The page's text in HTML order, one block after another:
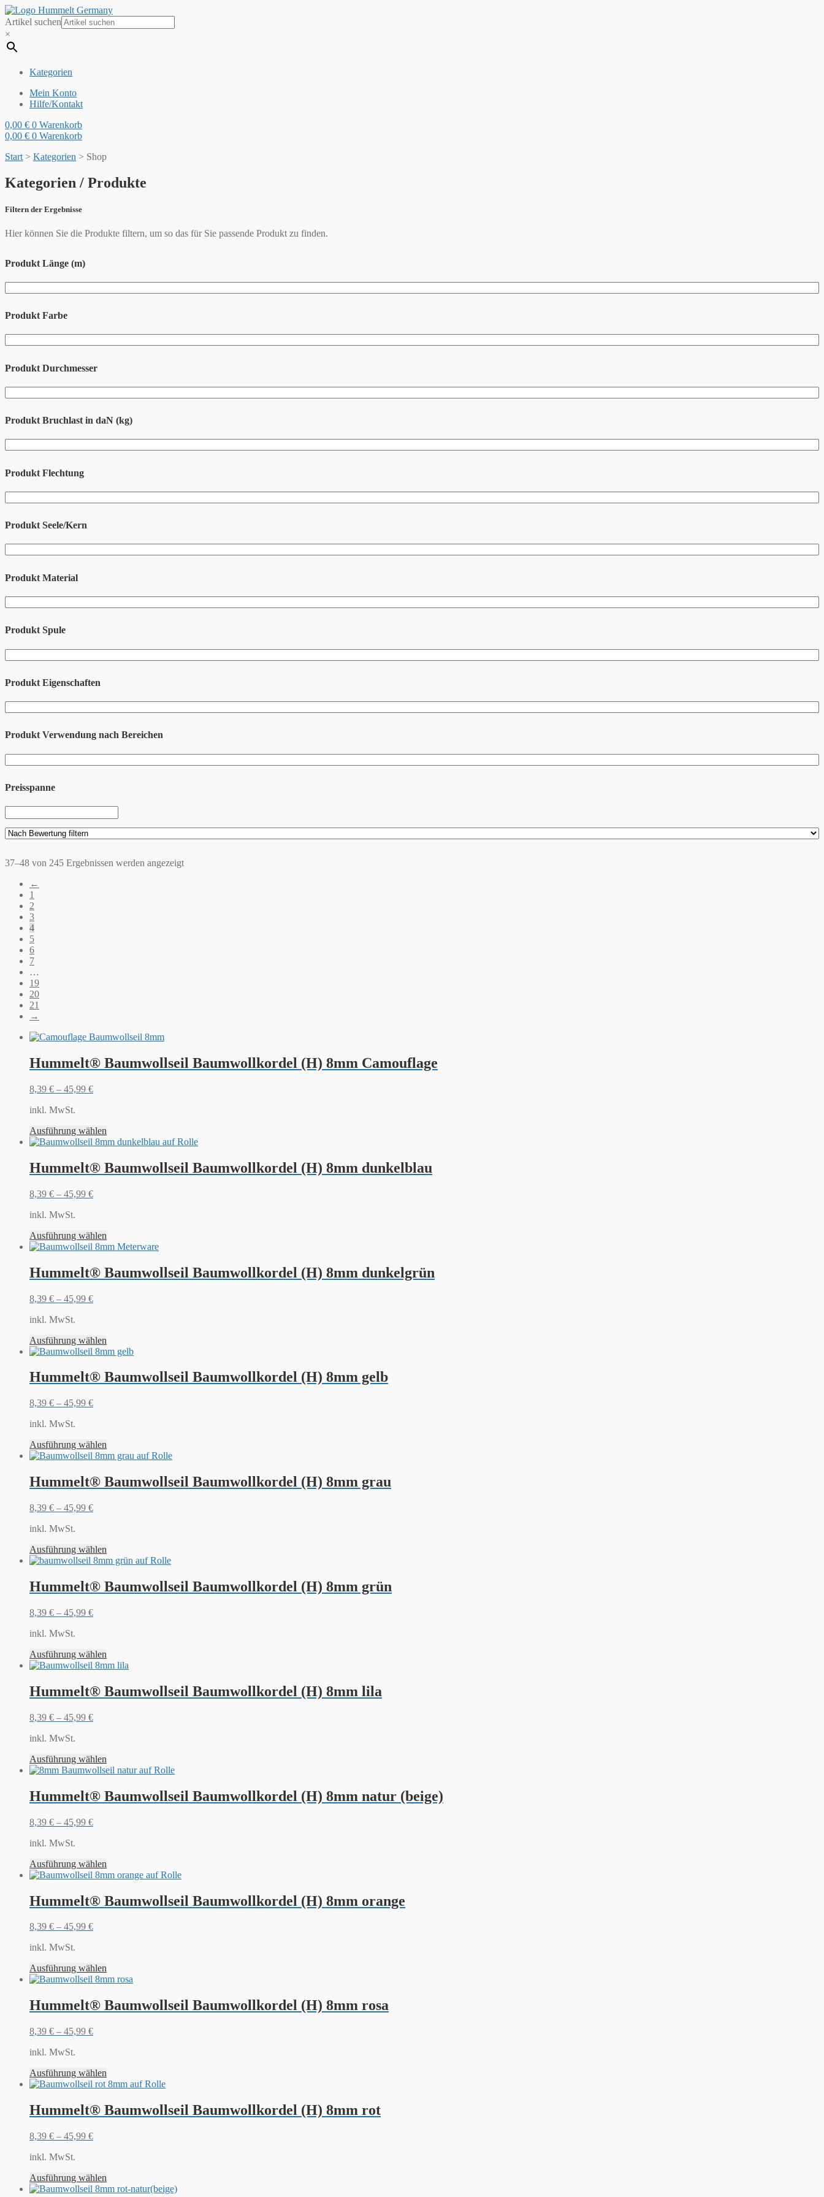
Artikel suchen
×
Kategorien
Mein Konto
Hilfe/Kontakt
0,00 € 0 Warenkorb
0,00 € 0 Warenkorb
Start > Kategorien > Shop
Kategorien / Produkte
Filtern der Ergebnisse
Hier können Sie die Produkte filtern, um so das für Sie passende Produkt zu finden.
Produkt Länge (m)
Produkt Farbe
Produkt Durchmesser
Produkt Bruchlast in daN (kg)
Produkt Flechtung
Produkt Seele/Kern
Produkt Material
Produkt Spule
Produkt Eigenschaften
Produkt Verwendung nach Bereichen
Preisspanne
37–48 von 245 Ergebnissen werden angezeigt
←
1
2
3
4
5
6
7
…
19
20
21
→
Hummelt® Baumwollseil Baumwollkordel (H) 8mm Camouflage
8,39 € – 45,99 €
inkl. MwSt.
Ausführung wählen
Hummelt® Baumwollseil Baumwollkordel (H) 8mm dunkelblau
8,39 € – 45,99 €
inkl. MwSt.
Ausführung wählen
Hummelt® Baumwollseil Baumwollkordel (H) 8mm dunkelgrün
8,39 € – 45,99 €
inkl. MwSt.
Ausführung wählen
Hummelt® Baumwollseil Baumwollkordel (H) 8mm gelb
8,39 € – 45,99 €
inkl. MwSt.
Ausführung wählen
Hummelt® Baumwollseil Baumwollkordel (H) 8mm grau
8,39 € – 45,99 €
inkl. MwSt.
Ausführung wählen
Hummelt® Baumwollseil Baumwollkordel (H) 8mm grün
8,39 € – 45,99 €
inkl. MwSt.
Ausführung wählen
Hummelt® Baumwollseil Baumwollkordel (H) 8mm lila
8,39 € – 45,99 €
inkl. MwSt.
Ausführung wählen
Hummelt® Baumwollseil Baumwollkordel (H) 8mm natur (beige)
8,39 € – 45,99 €
inkl. MwSt.
Ausführung wählen
Hummelt® Baumwollseil Baumwollkordel (H) 8mm orange
8,39 € – 45,99 €
inkl. MwSt.
Ausführung wählen
Hummelt® Baumwollseil Baumwollkordel (H) 8mm rosa
8,39 € – 45,99 €
inkl. MwSt.
Ausführung wählen
Hummelt® Baumwollseil Baumwollkordel (H) 8mm rot
8,39 € – 45,99 €
inkl. MwSt.
Ausführung wählen